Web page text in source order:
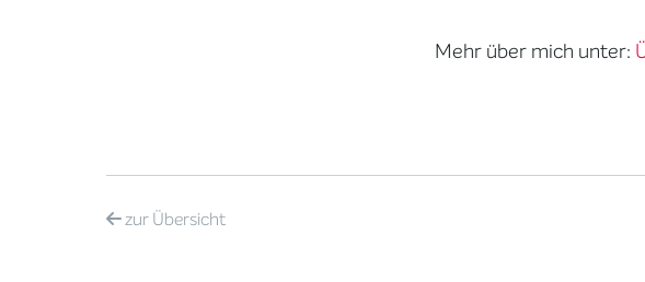
Mehr über mich unter:
zurÜbersicht